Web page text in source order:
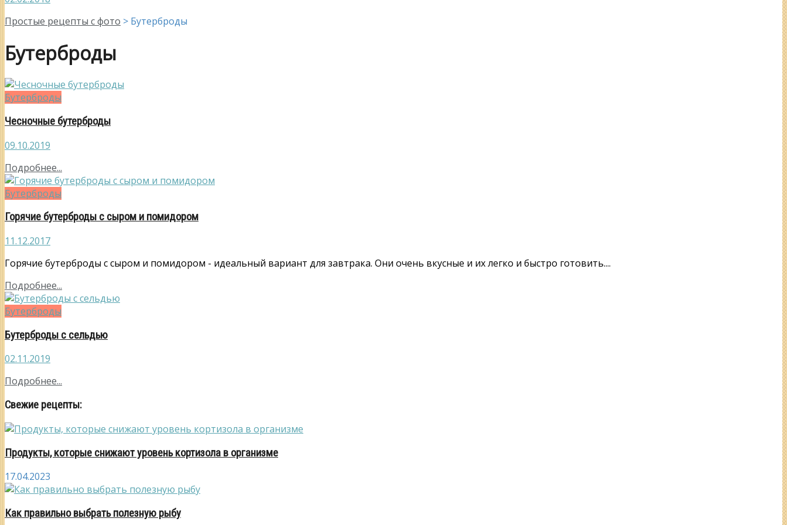
Простые рецепты с фото > Бутерброды
Бутерброды
Бутерброды
Чесночные бутерброды
09.10.2019
Подробнее...
Бутерброды
Горячие бутерброды с сыром и помидором
11.12.2017
Горячие бутерброды с сыром и помидором - идеальный вариант для завтрака. Они очень вкусные и их легко и быстро готовить....
Подробнее...
Бутерброды
Бутерброды с сельдью
02.11.2019
Подробнее...
Свежие рецепты:
Продукты, которые снижают уровень кортизола в организме
17.04.2023
Как правильно выбрать полезную рыбу